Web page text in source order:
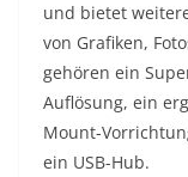
und bietet
von Grafiken,
gehören ein
Auflösung, ein
Mount-
ein USB-Hub.